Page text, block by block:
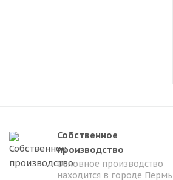
Собственное
производство
Основное производство
находится в городе Пермь